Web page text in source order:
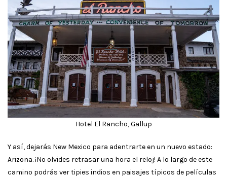
Hotel El Rancho, Gallup
Y así, dejarás New Mexico para adentrarte en un nuevo estado:
Arizona. ¡No olvides retrasar una hora el reloj! A lo largo de este
camino podrás ver tipies indios en paisajes típicos de películas